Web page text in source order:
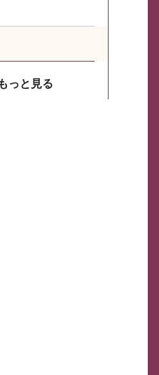
もっと見る